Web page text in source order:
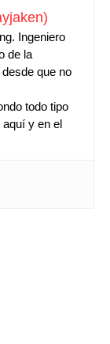
Ingeniero
de la
que no
todo tipo
y en el